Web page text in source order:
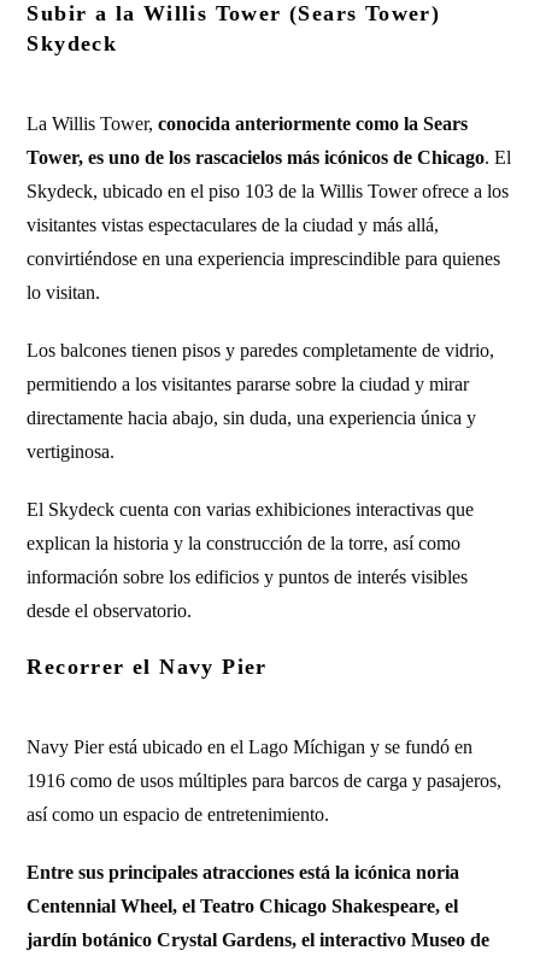
Subir a la Willis Tower (Sears Tower)
Skydeck
La Willis Tower, conocida anteriormente como la Sears
Tower, es uno de los rascacielos más icónicos de Chicago. El
Skydeck, ubicado en el piso 103 de la Willis Tower ofrece a los
visitantes vistas espectaculares de la ciudad y más allá,
convirtiéndose en una experiencia imprescindible para quienes
lo visitan.
Los balcones tienen pisos y paredes completamente de vidrio,
permitiendo a los visitantes pararse sobre la ciudad y mirar
directamente hacia abajo, sin duda, una experiencia única y
vertiginosa.
El Skydeck cuenta con varias exhibiciones interactivas que
explican la historia y la construcción de la torre, así como
información sobre los edificios y puntos de interés visibles
desde el observatorio.
Recorrer el Navy Pier
Navy Pier está ubicado en el Lago Míchigan y se fundó en
1916 como de usos múltiples para barcos de carga y pasajeros,
así como un espacio de entretenimiento.
Entre sus principales atracciones está la icónica noria
Centennial Wheel, el Teatro Chicago Shakespeare, el
jardín botánico Crystal Gardens, el interactivo Museo de